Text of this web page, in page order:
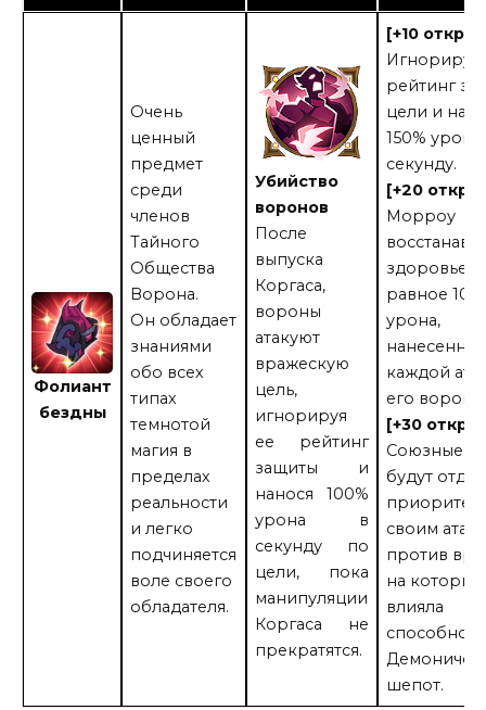
Фолиант
бездны
Очень
ценный
предмет
среди
членов
Тайного
Общества
Ворона.
Он обладает
знаниями
обо всех
типах
темнотой
магия в
пределах
реальности
и легко
подчиняется
воле своего
обладателя.
Убийство
воронов
После
выпуска
Коргаса,
вороны
атакуют
вражескую
цель,
игнорируя
ее рейтинг
защиты и
нанося 100%
урона в
секунду по
цели, пока
манипуляции
Коргаса не
прекратятся.
[+10
рейтинг
цели и
150% урона
секунду.
[+20
Морроу
здоровье,
равное
урона,
каждой
его
[+30
Союзные
будут
приоритет
своим
против
на
влияла
шепот.